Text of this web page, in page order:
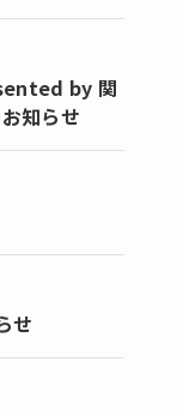
by 関
知らせ
せ